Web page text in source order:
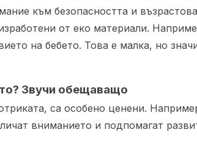
към безопасността и
от еко материали.
на бебето. Това е малка, но
Звучи обещаващо
са особено ценени.
вниманието и подпомагат